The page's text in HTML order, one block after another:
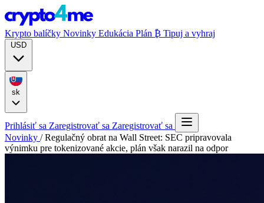
Krypto balíčky Novinky Edukácia Plán ₿ Tipuj a vyhraj
Prihlásiť sa Zaregistrovať sa Zaregistrovať sa
Novinky / Regulačný obrat na Wall Street: SEC pripravovala
výnimku pre tokenizované akcie, plán však narazil na odpor